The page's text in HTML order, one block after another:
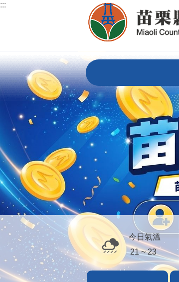
跳到主要內容區塊
:::
今日氣溫
21 ~ 23